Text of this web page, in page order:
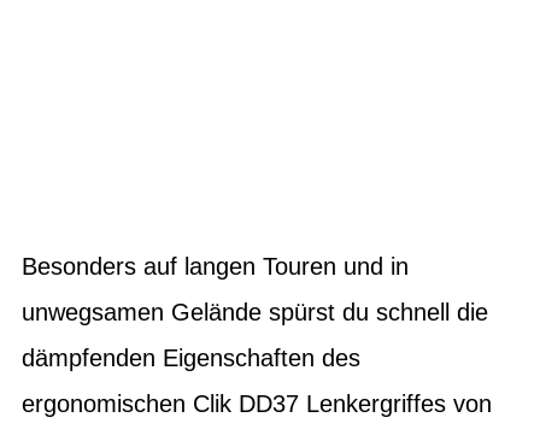
Besonders auf langen Touren und in
unwegsamen Gelände spürst du schnell die
dämpfenden Eigenschaften des
ergonomischen Clik DD37 Lenkergriffes von